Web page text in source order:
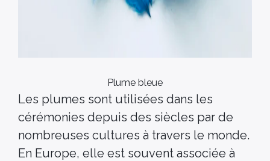
Plume bleue
Les plumes sont utilisées dans les
cérémonies depuis des siècles par de
nombreuses cultures à travers le monde.
En Europe, elle est souvent associée à